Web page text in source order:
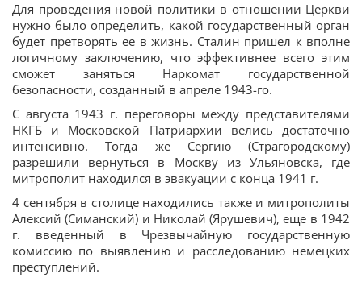
Для проведения новой политики в отношении Церкви
нужно было определить, какой государственный орган
будет претворять ее в жизнь. Сталин пришел к вполне
логичному заключению, что эффективнее всего этим
сможет заняться Наркомат государственной
безопасности, созданный в апреле 1943-го.
С августа 1943 г. переговоры между представителями
НКГБ и Московской Патриархии велись достаточно
интенсивно. Тогда же Сергию (Страгородскому)
разрешили вернуться в Москву из Ульяновска, где
митрополит находился в эвакуации с конца 1941 г.
4 сентября в столице находились также и митрополиты
Алексий (Симанский) и Николай (Ярушевич), еще в 1942
г. введенный в Чрезвычайную государственную
комиссию по выявлению и расследованию немецких
преступлений.